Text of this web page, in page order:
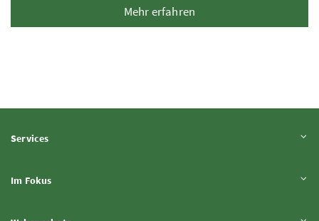
Mehr erfahren
ServicesInhalt aufklappen
Im FokusInhalt aufklappen